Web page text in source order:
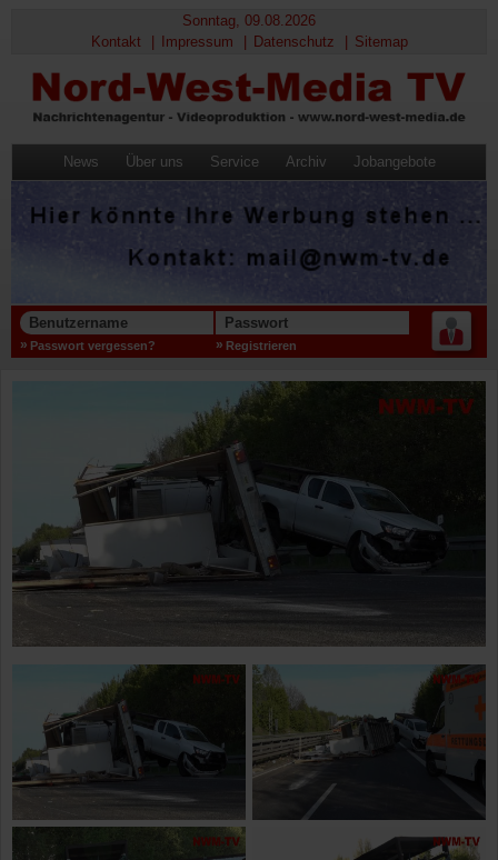
Sonntag, 09.08.2026
Kontakt
Impressum Datenschutz Sitemap
News Über uns Service Archiv Jobangebote
Benutzername Passwort
Passwort vergessen? Registrieren